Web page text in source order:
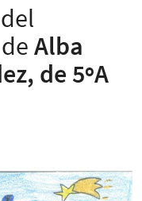
Alba
de 5ºA